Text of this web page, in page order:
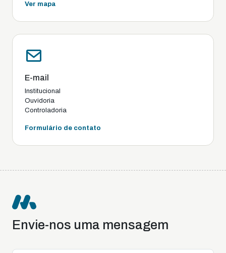
Ver mapa
E-mail
Institucional
Ouvidoria
Controladoria
Formulário de contato
Envie-nos uma mensagem